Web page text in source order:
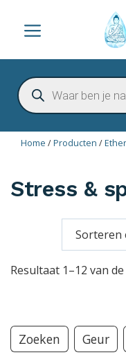
inhoud
Menu
Producten
zoeken
Home /Producten /
Stress &
Resultaat 1–12 van
Zoeken Geur